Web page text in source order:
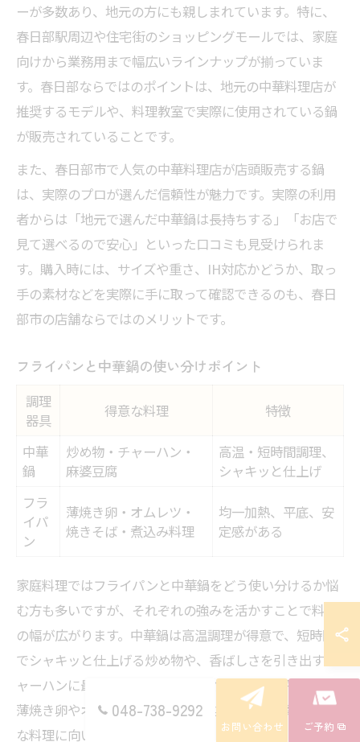
ーが多数あり、地元の方にも親しまれています。特に、
春日部駅周辺や住宅街のショッピングモールでは、家庭
向けから業務用まで幅広いラインナップが揃っていま
す。春日部ならではのポイントは、地元の中華料理店が
推奨するモデルや、料理教室で実際に使用されている鍋
が販売されていることです。
また、春日部市で人気の中華料理店が店頭販売する鍋
は、実際のプロが選んだ信頼性が魅力です。実際の利用
者からは「地元で選んだ中華鍋は長持ちする」「お店で
見て選べるので安心」といった口コミも見受けられま
す。購入時には、サイズや重さ、IH対応かどうか、取っ
手の素材などを実際に手に取って確認できるのも、春日
部市の店舗ならではのメリットです。
フライパンと中華鍋の使い分けポイント
調理
器具
得意な料理 特徴
中華
鍋
炒め物・チャーハン・
麻婆豆腐
高温・短時間調理、
シャキッと仕上げ
フラ
イパ
ン
薄焼き卵・オムレツ・
焼きそば・煮込み料理
均一加熱、平底、安
定感がある
家庭料理ではフライパンと中華鍋をどう使い分けるか悩
む方も多いですが、それぞれの強みを活かすことで料理
の幅が広がります。中華鍋は高温調理が得意で、短時間
でシャキッと仕上げる炒め物や、香ばしさを引き出すチ
ャーハンに最適です。一方、フライパンは底が平らで、
薄焼き卵やオムレツ、煮込み料理など均一な加熱が必要
な料理に向いています。
048-738-9292
お問い合わせ ご予約